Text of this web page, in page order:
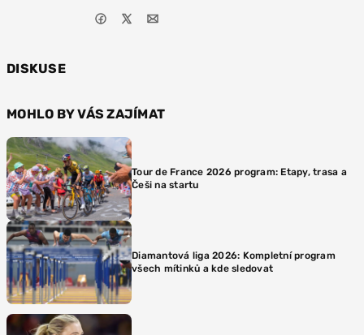
DISKUSE
MOHLO BY VÁS ZAJÍMAT
Tour de France 2026 program: Etapy, trasa a
Češi na startu
Diamantová liga 2026: Kompletní program
všech mítinků a kde sledovat